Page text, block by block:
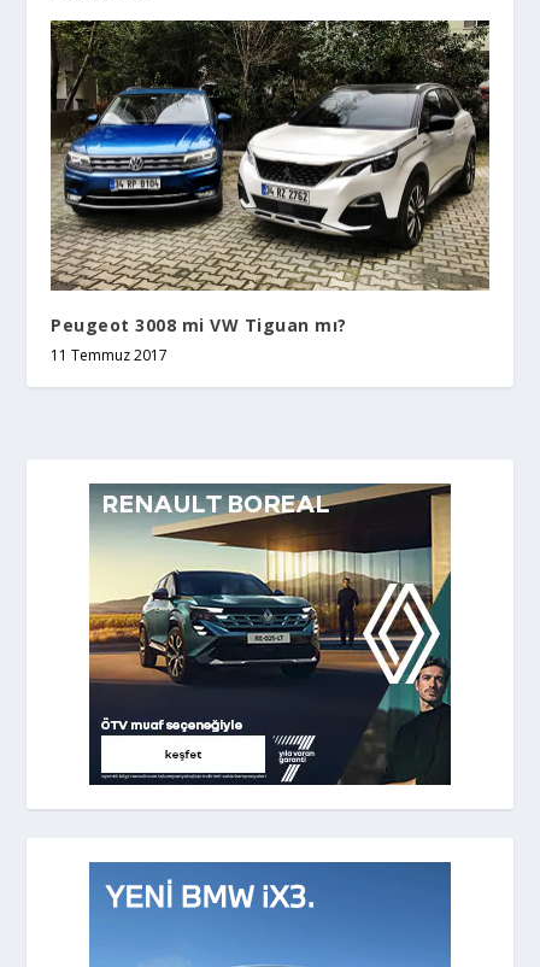
Peugeot 3008 mi VW Tiguan mı?
11 Temmuz 2017